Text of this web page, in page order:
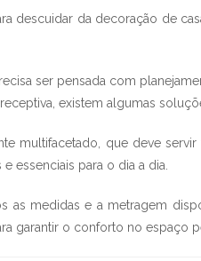
descuidar da decoração de
ser pensada com
existem algumas
multifacetado, que deve
essenciais para o dia a dia.
medidas e a metragem
garantir o conforto no espaço